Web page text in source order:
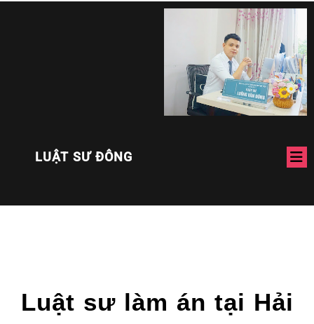
LUẬT SƯ ĐÔNG
Luật sư làm án tại Hải